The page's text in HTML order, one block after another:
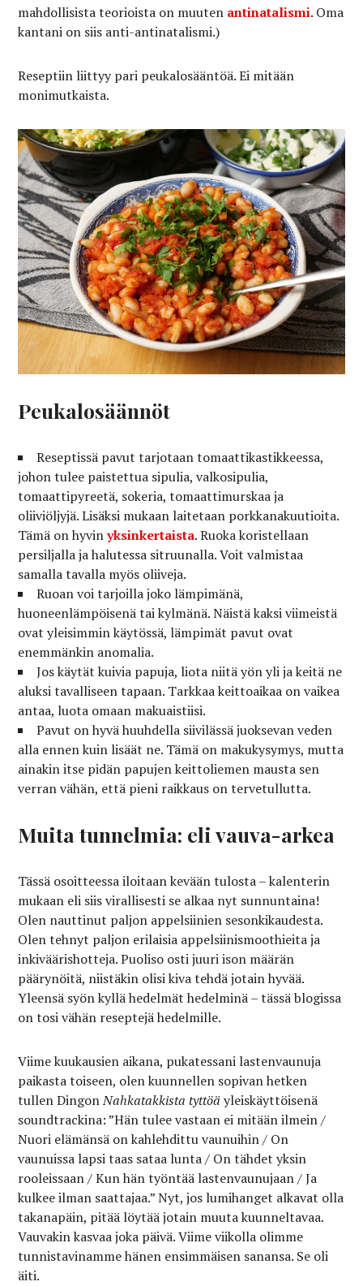
mahdollisista teorioista on muuten antinatalismi. Oma
kantani on siis anti-antinatalismi.)
Reseptiin liittyy pari peukalosääntöä. Ei mitään
monimutkaista.
Peukalosäännöt
Reseptissä pavut tarjotaan tomaattikastikkeessa,
johon tulee paistettua sipulia, valkosipulia,
tomaattipyreetä, sokeria, tomaattimurskaa ja
oliiviöljyjä. Lisäksi mukaan laitetaan porkkanakuutioita.
Tämä on hyvinyksinkertaista. Ruoka koristellaan
persiljalla ja halutessa sitruunalla. Voit valmistaa
samalla tavalla myös oliiveja.
Ruoan voi tarjoilla joko lämpimänä,
huoneenlämpöisenä tai kylmänä. Näistä kaksi viimeistä
ovat yleisimmin käytössä, lämpimät pavut ovat
enemmänkin anomalia.
Jos käytät kuivia papuja, liota niitä yön yli ja keitä ne
aluksi tavalliseen tapaan. Tarkkaa keittoaikaa on vaikea
antaa, luota omaan makuaistiisi.
Pavut on hyvä huuhdella siivilässä juoksevan veden
alla ennen kuin lisäät ne. Tämä on makukysymys, mutta
ainakin itse pidän papujen keittoliemen mausta sen
verran vähän, että pieni raikkaus on tervetullutta.
Muita tunnelmia: eli vauva-arkea
Tässä osoitteessa iloitaan kevään tulosta – kalenterin
mukaan eli siis virallisesti se alkaa nyt sunnuntaina!
Olen nauttinut paljon appelsiinien sesonkikaudesta.
Olen tehnyt paljon erilaisia appelsiinismoothieita ja
inkiväärishotteja. Puoliso osti juuri ison määrän
päärynöitä, niistäkin olisi kiva tehdä jotain hyvää.
Yleensä syön kyllä hedelmät hedelminä – tässä blogissa
on tosi vähän reseptejä hedelmille.
Viime kuukausien aikana, pukatessani lastenvaunuja
paikasta toiseen, olen kuunnellen sopivan hetken
tullen DingonNahkatakkista tyttöä yleiskäyttöisenä
soundtrackina: ”Hän tulee vastaan ei mitään ilmein /
Nuori elämänsä on kahlehdittu vaunuihin / On
vaunuissa lapsi taas sataa lunta / On tähdet yksin
rooleissaan / Kun hän työntää lastenvaunujaan / Ja
kulkee ilman saattajaa.” Nyt, jos lumihanget alkavat olla
takanapäin, pitää löytää jotain muuta kuunneltavaa.
Vauvakin kasvaa joka päivä. Viime viikolla olimme
tunnistavinamme hänen ensimmäisen sanansa. Se oli
äiti.